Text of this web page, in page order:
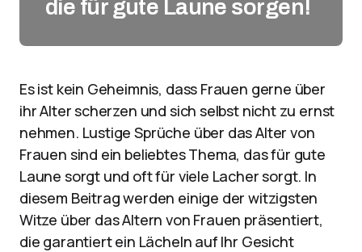
die für gute Laune sorgen!
Es ist kein Geheimnis, dass Frauen gerne über
ihr Alter scherzen und sich selbst nicht zu ernst
nehmen. Lustige Sprüche über das Alter von
Frauen sind ein beliebtes Thema, das für gute
Laune sorgt und oft für viele Lacher sorgt. In
diesem Beitrag werden einige der witzigsten
Witze über das Altern von Frauen präsentiert,
die garantiert ein Lächeln auf Ihr Gesicht